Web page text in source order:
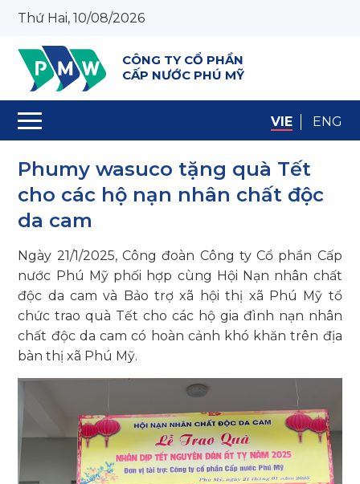
Thứ Hai, 10/08/2026
VIE ENG
CÔNG TY CỔ PHẦN
CẤP NƯỚC PHÚ MỸ
Phumy wasuco tặng quà Tết
cho các hộ nạn nhân chất độc
da cam
Ngày 21/1/2025, Công đoàn Công ty Cổ phần Cấp
nước Phú Mỹ phối hợp cùng Hội Nạn nhân chất
độc da cam và Bảo trợ xã hội thị xã Phú Mỹ tổ
chức trao quà Tết cho các hộ gia đình nạn nhân
chất độc da cam có hoàn cảnh khó khăn trên địa
bàn thị xã Phú Mỹ.